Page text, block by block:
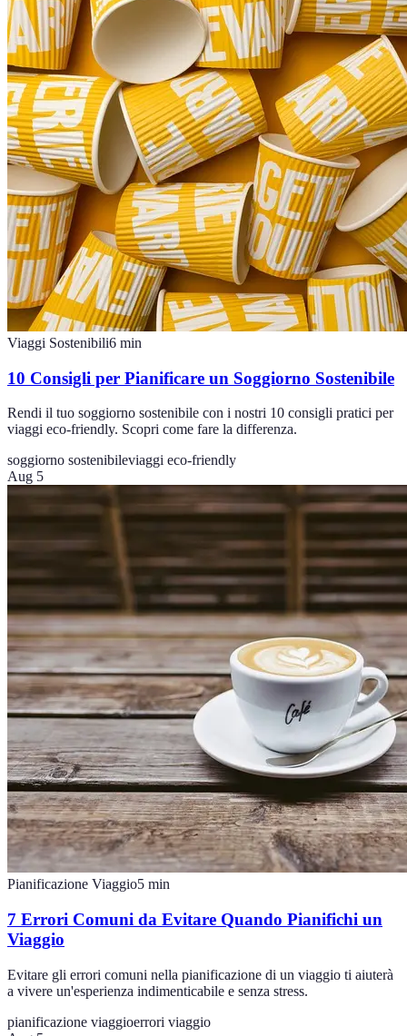
Viaggi Sostenibili6 min
10 Consigli per Pianificare un Soggiorno Sostenibile
Rendi il tuo soggiorno sostenibile con i nostri 10 consigli pratici per
viaggi eco-friendly. Scopri come fare la differenza.
soggiorno sostenibileviaggi eco-friendly
Aug 5
Pianificazione Viaggio5 min
7 Errori Comuni da Evitare Quando Pianifichi un
Viaggio
Evitare gli errori comuni nella pianificazione di un viaggio ti aiuterà
a vivere un'esperienza indimenticabile e senza stress.
pianificazione viaggioerrori viaggio